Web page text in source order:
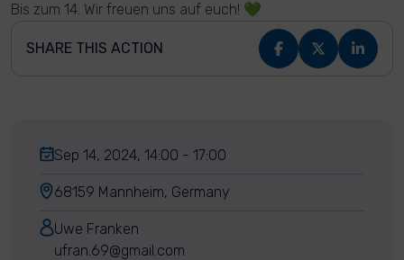
Bis zum 14. Wir freuen uns auf euch! 💚
SHARE THIS ACTION
Sep 14, 2024, 14:00 - 17:00
68159 Mannheim, Germany
Uwe Franken
ufran.69@gmail.com